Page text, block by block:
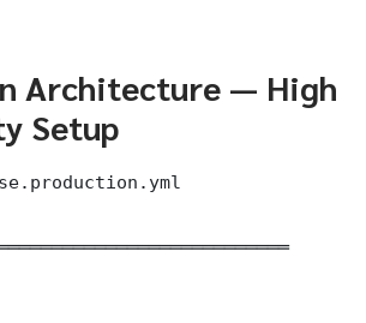
Architecture — High
Setup